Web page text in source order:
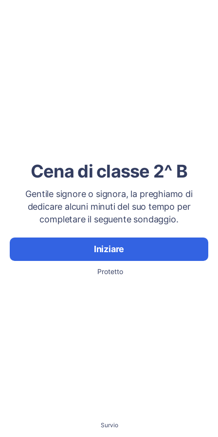
Cena di classe 2^ B
Gentile signore o signora, la preghiamo di
dedicare alcuni minuti del suo tempo per
completare il seguente sondaggio.
Iniziare
Protetto
Survio